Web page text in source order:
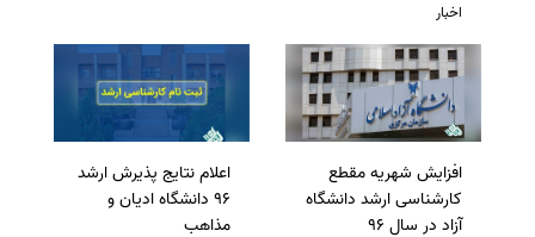
اخبار
افزایش شهریه مقطع
کارشناسی ارشد دانشگاه
آزاد در سال 96
اعلام نتایج پذیرش ارشد
96 دانشگاه ادیان و
مذاهب